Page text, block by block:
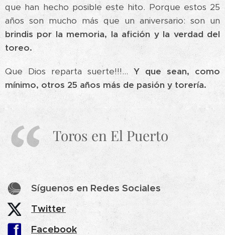
que han hecho posible este hito. Porque estos 25
años son mucho más que un aniversario: son un
brindis por la memoria, la afición y la verdad del
toreo.
Que Dios reparta suerte!!!... Y que sean, como
mínimo, otros 25 años más de pasión y torería.
Toros en El Puerto
Síguenos en Redes Sociales
Twitter
Facebook